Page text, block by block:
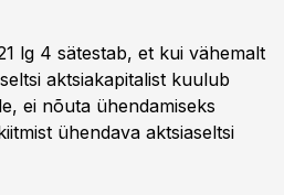
lg 4 sätestab, et kui vähemalt
aktsiakapitalist kuulub
ei nõuta ühendamiseks
ühendava aktsiaseltsi